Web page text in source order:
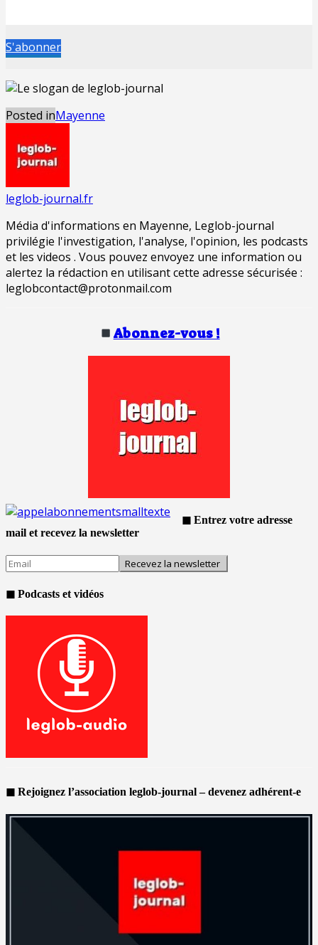
S'abonner
Posted inMayenne
leglob-journal.fr
Média d'informations en Mayenne, Leglob-journal
privilégie l'investigation, l'analyse, l'opinion, les podcasts
et les videos . Vous pouvez envoyez une information ou
alertez la rédaction en utilisant cette adresse sécurisée :
leglobcontact@protonmail.com
Abonnez-vous !
◼ Entrez votre adresse
mail et recevez la newsletter
◼ Podcasts et vidéos
◼ Rejoignez l’association leglob-journal – devenez adhérent-e